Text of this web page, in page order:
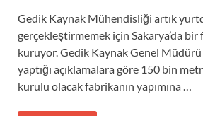
Gedik Kaynak Mühendisliği artık
gerçekleştirmemek için Sakarya’da bir
kuruyor. Gedik Kaynak Genel Müdürü
yaptığı açıklamalara göre 150 bin
kurulu olacak fabrikanın yapımına …